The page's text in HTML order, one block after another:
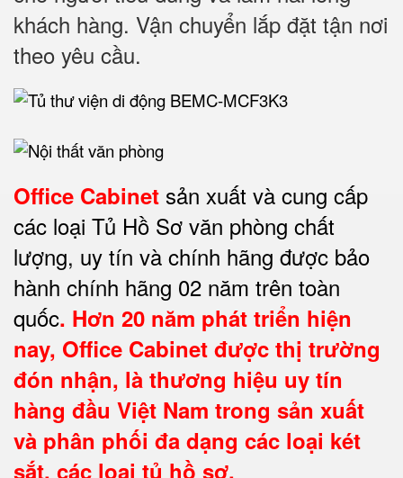
khách hàng. Vận chuyển lắp đặt tận nơi
theo yêu cầu.
Office Cabinet sản xuất và cung cấp
các loại Tủ Hồ Sơ văn phòng chất
lượng, uy tín và chính hãng được bảo
hành chính hãng 02 năm trên toàn
quốc. Hơn 20 năm phát triển hiện
nay, Office Cabinet được thị trường
đón nhận, là thương hiệu uy tín
hàng đầu Việt Nam trong sản xuất
và phân phối đa dạng các loại két
sắt, các loại tủ hồ sơ.